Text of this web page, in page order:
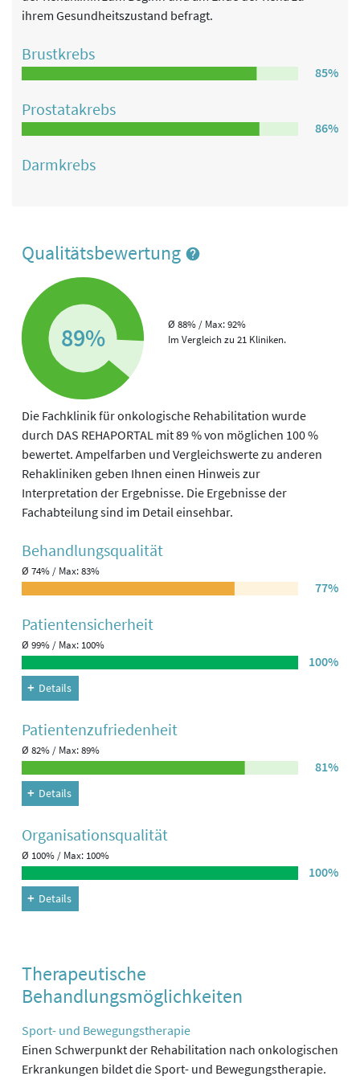
Qualitätsbewertung
89%
Ø 88% / Max: 92%
Im Vergleich zu 21 Kliniken.
Die Fachklinik für onkologische Rehabilitation wurde
durch DAS REHAPORTAL mit 89 % von möglichen 100 %
bewertet. Ampelfarben und Vergleichswerte zu anderen
Rehakliniken geben Ihnen einen Hinweis zur
Interpretation der Ergebnisse. Die Ergebnisse der
Fachabteilung sind im Detail einsehbar.
Behandlungs­qualität
Ø 74% / Max: 83%
77%
Patienten­sicherheit
Ø 99% / Max: 100%
100%
Details
Patienten­zufriedenheit
Ø 82% / Max: 89%
81%
Details
Organisations­qualität
Ø 100% / Max: 100%
100%
Details
ihrem Gesundheitszustand befragt.
Brustkrebs
85%
Prostatakrebs
86%
Darmkrebs
Therapeutische
Behandlungsmöglichkeiten
Sport- und Bewegungstherapie
Einen Schwerpunkt der Rehabilitation nach onkologischen
Erkrankungen bildet die Sport- und Bewegungstherapie.